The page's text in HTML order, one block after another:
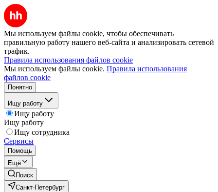
Мы используем файлы cookie, чтобы обеспечивать
правильную работу нашего веб-сайта и анализировать сетевой
трафик.
Правила использования файлов cookie
Мы используем файлы cookie. Правила использования
файлов cookie
Понятно
Ищу работу
Ищу работу
Ищу работу
Ищу сотрудника
Сервисы
Помощь
Ещё
Поиск
Санкт-Петербург